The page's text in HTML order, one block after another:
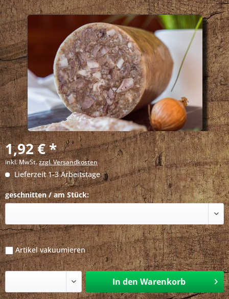
1,92 € *
inkl. MwSt.zzgl. Versandkosten
Lieferzeit 1-3 Arbeitstage
geschnitten / am Stück:
Artikel vakuumieren
In den Warenkorb